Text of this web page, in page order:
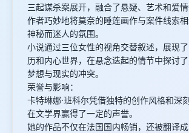
三起谋杀案展开，融合了悬疑、艺术和爱情
作者巧妙地将莫奈的睡莲画作与案件线索
神秘而迷人的氛围。
小说通过三位女性的视角交替叙述，展现
历和内心世界，在悬念迭起的情节中探讨了
梦想与现实的冲突。
荣誉与影响：
卡特琳娜·班科尔凭借独特的创作风格和深
在文学界赢得了一定的声誉。
她的作品不仅在法国国内畅销，还被翻译